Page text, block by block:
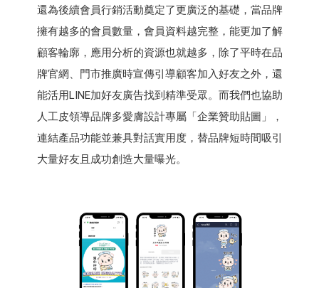
還為後續會員行銷活動奠定了更廣泛的基礎，當品牌
擁有越多的會員數量，會員資料越完整，能更加了解
顧客輪廓，應用分析的資源也就越多，除了平時在品
牌官網、門市推廣時宣傳引導顧客加入好友之外，還
能活用LINE加好友廣告找到精準受眾。而我們也協助
人工皮領導品牌多愛膚設計專屬「企業贊助貼圖」，
連結產品功能並兼具對話實用度，替品牌短時間吸引
大量好友且成功創造大量曝光。